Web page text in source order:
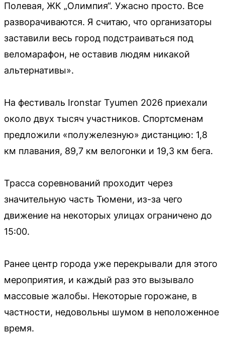
Полевая, ЖК „Олимпия“. Ужасно просто. Все
разворачиваются. Я считаю, что организаторы
заставили весь город подстраиваться под
веломарафон, не оставив людям никакой
альтернативы».
На фестиваль Ironstar Tyumen 2026 приехали
около двух тысяч участников. Спортсменам
предложили «полужелезную» дистанцию: 1,8
км плавания, 89,7 км велогонки и 19,3 км бега.
Трасса соревнований проходит через
значительную часть Тюмени, из-за чего
движение на некоторых улицах ограничено до
15:00.
Ранее центр города уже перекрывали для этого
мероприятия, и каждый раз это вызывало
массовые жалобы. Некоторые горожане, в
частности, недовольны шумом в неположенное
время.